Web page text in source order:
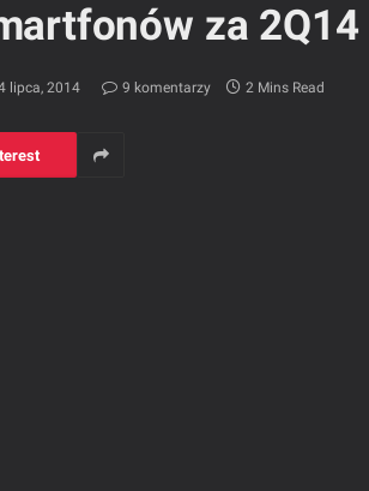
za 2Q14
lipca, 2014 9 komentarzy 2 Mins Read